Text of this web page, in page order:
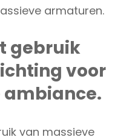
armaturen.
gebruik
voor
ambiance.
van massieve